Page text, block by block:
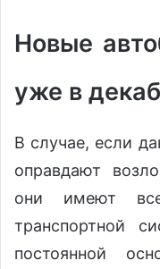
Новые
уже в
В случае, если
оправдают
они имеют
транспортной
постоянной